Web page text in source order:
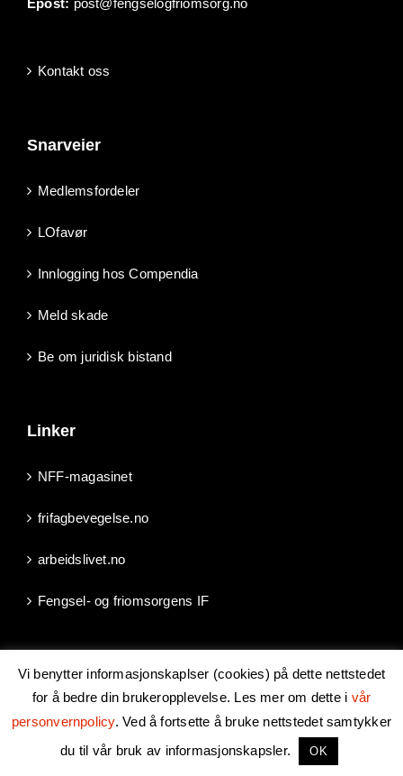
Kontakt oss
Snarveier
Medlemsfordeler
LOfavør
Innlogging hos Compendia
Meld skade
Be om juridisk bistand
Linker
NFF-magasinet
frifagbevegelse.no
arbeidslivet.no
Fengsel- og friomsorgens IF
Copyright 2024 Norsk Fengsels- og Friomsorgsforbund | Epost:
post@fengselogfriomsorg.no
personopplysninger| Levert avLO Media
Vi benytter informasjonskaplser (cookies) på dette nettstedet
for å bedre din brukeropplevelse. Les mer om dette i vår
personvernpolicy. Ved å fortsette å bruke nettstedet samtykker
du til vår bruk av informasjonskapsler.
OK